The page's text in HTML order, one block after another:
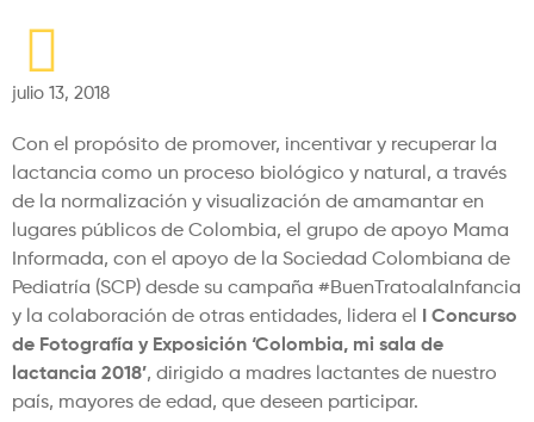
julio 13, 2018
Con el propósito de promover, incentivar y recuperar la
lactancia como un proceso biológico y natural, a través
de la normalización y visualización de amamantar en
lugares públicos de Colombia, el grupo de apoyo Mama
Informada, con el apoyo de la Sociedad Colombiana de
Pediatría (SCP) desde su campaña #BuenTratoalaInfancia
y la colaboración de otras entidades, lidera el I Concurso
de Fotografía y Exposición ‘Colombia, mi sala de
lactancia 2018’, dirigido a madres lactantes de nuestro
país, mayores de edad, que deseen participar.